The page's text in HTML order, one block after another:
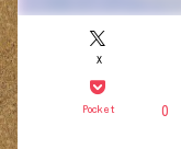
X
Pocket 0